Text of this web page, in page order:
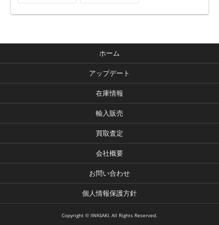
ホーム
アップデート
在庫情報
輸入販売
買取査定
会社概要
お問い合わせ
個人情報保護方針
Copyright © IWASAKI. All Rights Reserved.